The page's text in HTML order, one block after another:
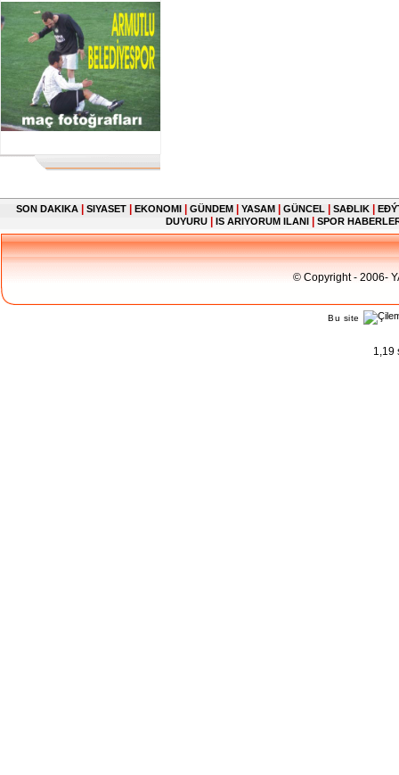
SON DAKIKA SIYASET EKONOMI GÜNDEM YASAM GÜNCEL SAĐLIK
DUYURU
IS ARIYORUM ILANI SPOR
© Copyright - 2006-
Bu site
1,19